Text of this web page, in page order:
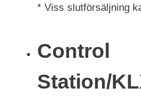
* Viss slutförsäljning
Control
Station/